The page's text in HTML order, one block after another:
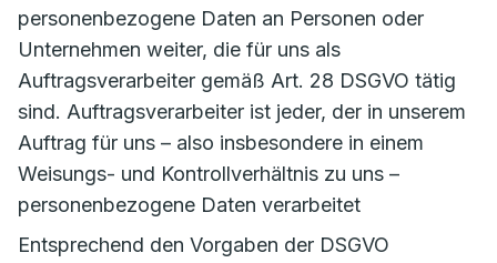
personenbezogene Daten an Personen oder
Unternehmen weiter, die für uns als
Auftragsverarbeiter gemäß Art. 28 DSGVO tätig
sind. Auftragsverarbeiter ist jeder, der in unserem
Auftrag für uns – also insbesondere in einem
Weisungs- und Kontrollverhältnis zu uns –
personenbezogene Daten verarbeitet
Entsprechend den Vorgaben der DSGVO